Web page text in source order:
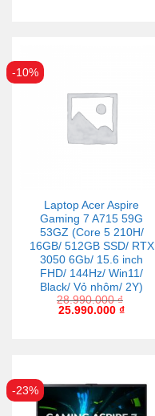
-10%
Laptop Acer Aspire
Gaming 7 A715 59G
53GZ (Core 5 210H/
16GB/ 512GB SSD/ RTX
3050 6Gb/ 15.6 inch
FHD/ 144Hz/ Win11/
Black/ Vỏ nhôm/ 2Y)
28.990.000₫
25.990.000 ₫
-23%